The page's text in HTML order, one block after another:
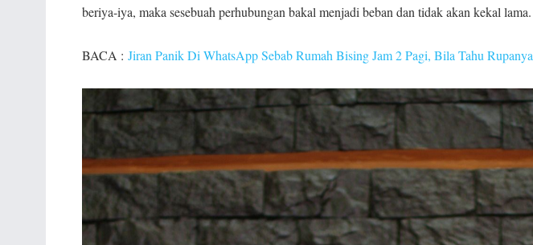
beriya-iya, maka sesebuah perhubungan bakal menjadi beban dan tidak akan kekal lama.
BACA : Jiran Panik Di WhatsApp Sebab Rumah Bising Jam 2 Pagi, Bila Tahu Rupanya